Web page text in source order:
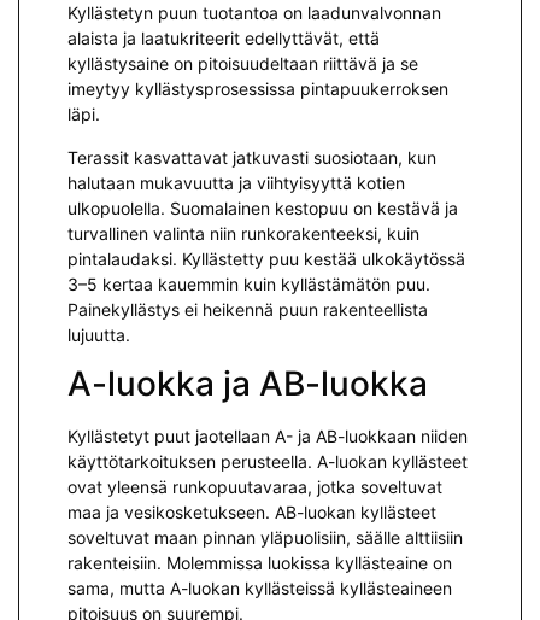
Kyllästetyn puun tuotantoa on laadunvalvonnan
alaista ja laatukriteerit edellyttävät, että
kyllästysaine on pitoisuudeltaan riittävä ja se
imeytyy kyllästysprosessissa pintapuukerroksen
läpi.
Terassit kasvattavat jatkuvasti suosiotaan, kun
halutaan mukavuutta ja viihtyisyyttä kotien
ulkopuolella. Suomalainen kestopuu on kestävä ja
turvallinen valinta niin runkorakenteeksi, kuin
pintalaudaksi. Kyllästetty puu kestää ulkokäytössä
3–5 kertaa kauemmin kuin kyllästämätön puu.
Painekyllästys ei heikennä puun rakenteellista
lujuutta.
A-luokka ja AB-luokka
Kyllästetyt puut jaotellaan A- ja AB-luokkaan niiden
käyttötarkoituksen perusteella. A-luokan kyllästeet
ovat yleensä runkopuutavaraa, jotka soveltuvat
maa ja vesikosketukseen. AB-luokan kyllästeet
soveltuvat maan pinnan yläpuolisiin, säälle alttiisiin
rakenteisiin. Molemmissa luokissa kyllästeaine on
sama, mutta A-luokan kyllästeissä kyllästeaineen
pitoisuus on suurempi.